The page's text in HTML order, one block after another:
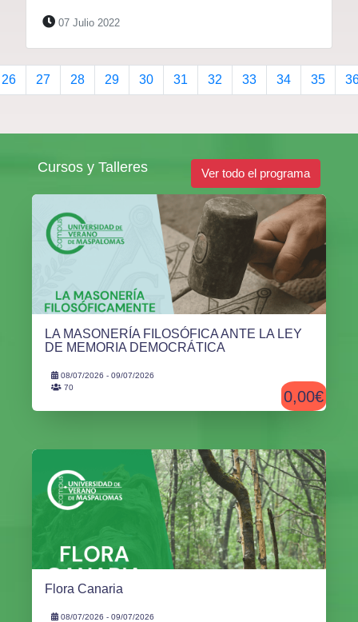
07 Julio 2022
26 27 28 29 30 31 32 33 34 35
Cursos y Talleres Ver todo el programa
LA MASONERÍA FILOSÓFICA ANTE LA LEY
DE MEMORIA DEMOCRÁTICA
08/07/2026 - 09/07/2026
70
0,00€
Flora Canaria
08/07/2026 - 09/07/2026